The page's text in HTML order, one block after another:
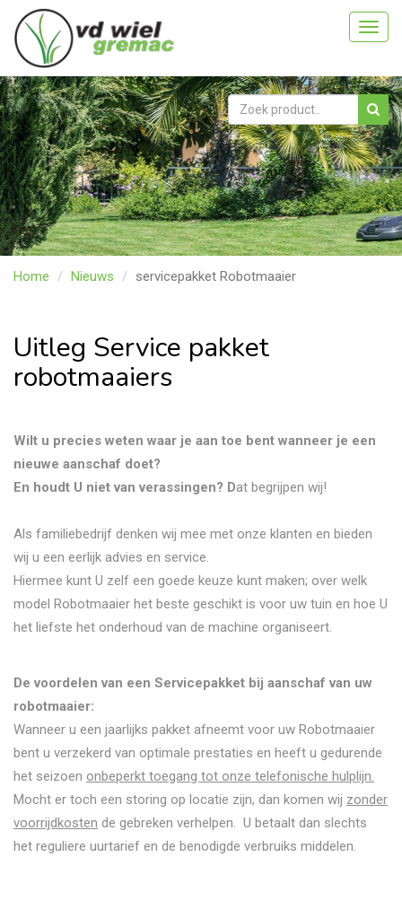
Home Nieuws servicepakket Robotmaaier
Uitleg Service pakket
robotmaaiers
Wilt u precies weten waar je aan toe bent wanneer je een
nieuwe aanschaf doet?
En houdt U niet van verassingen? Dat begrijpen wij!
Als familiebedrijf denken wij mee met onze klanten en bieden
wij u een eerlijk advies en service.
Hiermee kunt U zelf een goede keuze kunt maken; over welk
model Robotmaaier het beste geschikt is voor uw tuin en hoe U
het liefste het onderhoud van de machine organiseert.
De voordelen van een Servicepakket bij aanschaf van uw
robotmaaier:
Wanneer u een jaarlijks pakket afneemt voor uw Robotmaaier
bent u verzekerd van optimale prestaties en heeft u gedurende
het seizoen onbeperkt toegang tot onze telefonische hulplijn.
Mocht er toch een storing op locatie zijn, dan komen wij zonder
voorrijdkosten de gebreken verhelpen. U betaalt dan slechts
het reguliere uurtarief en de benodigde verbruiks middelen.